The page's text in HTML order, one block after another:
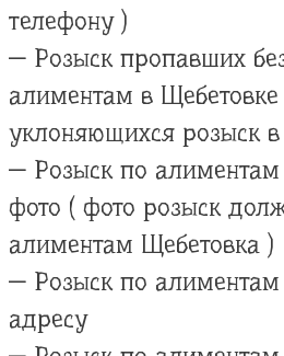
телефону )
— Розыск пропавших
алиментам в Щебетовке
уклоняющихся розыск в
— Розыск по
фото ( фото розыск
алиментам Щебетовка )
— Розыск по
адресу